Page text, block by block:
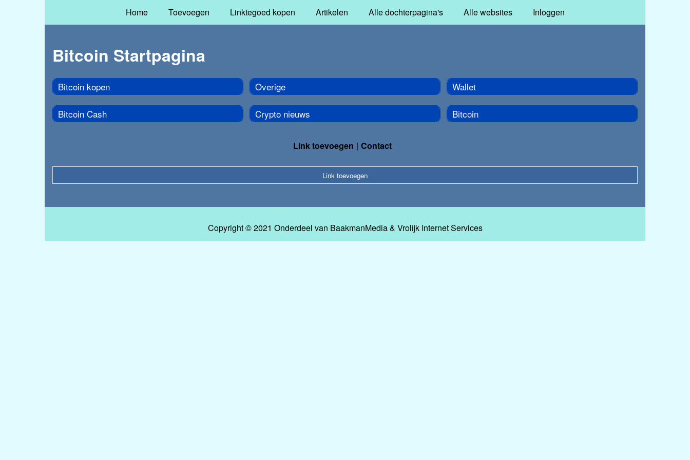
Home Toevoegen Linktegoed kopen Artikelen Alle dochterpagina's Alle websites Inloggen
Bitcoin Startpagina
Bitcoin kopen
Bitcoin Cash
Overige
Crypto nieuws
Wallet
Bitcoin
Link toevoegen Contact
Link toevoegen
Copyright © 2021 Onderdeel van BaakmanMedia& Vrolijk Internet Services